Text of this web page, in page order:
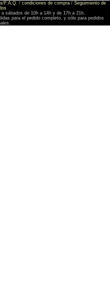
F.A.Q. / condiciones de compra/ Seguimiento de
sábados de 10h a 14h y de 17h a 21h.
para el pedido completo, y sólo para pedidos